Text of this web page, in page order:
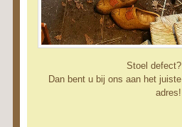
Stoel defect?
Dan bent u bij ons aan het juiste
adres!